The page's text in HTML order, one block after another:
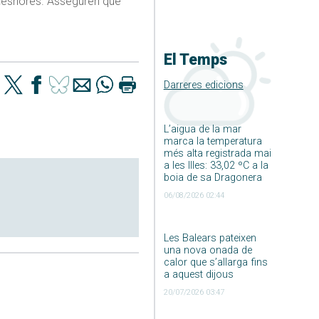
El Temps
Darreres edicions
L’aigua de la mar
marca la temperatura
més alta registrada mai
a les Illes: 33,02 ºC a la
boia de sa Dragonera
06/08/2026 02:44
Les Balears pateixen
una nova onada de
calor que s’allarga fins
a aquest dijous
20/07/2026 03:47